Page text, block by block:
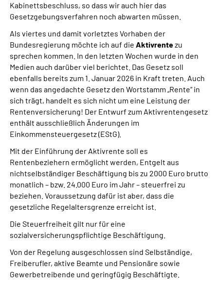
Kabinettsbeschluss, so dass wir auch hier das
Gesetzgebungsverfahren noch abwarten müssen.
Als viertes und damit vorletztes Vorhaben der
Bundesregierung möchte ich auf die Aktivrentezu
sprechen kommen. In den letzten Wochen wurde in den
Medien auch darüber viel berichtet. Das Gesetz soll
ebenfalls bereits zum 1. Januar 2026 in Kraft treten. Auch
wenn das angedachte Gesetz den Wortstamm „Rente“ in
sich trägt, handelt es sich nicht um eine Leistung der
Rentenversicherung! Der Entwurf zum Aktivrentengesetz
enthält ausschließlich Änderungen im
Einkommensteuergesetz (EStG).
Mit der Einführung der Aktivrente soll es
Rentenbeziehern ermöglicht werden, Entgelt aus
nichtselbständiger Beschäftigung bis zu 2000 Euro brutto
monatlich – bzw. 24.000 Euro im Jahr – steuerfrei zu
beziehen. Voraussetzung dafür ist aber, dass die
gesetzliche Regelaltersgrenze erreicht ist.
Die Steuerfreiheit gilt nur für eine
sozialversicherungspflichtige Beschäftigung.
Von der Regelung ausgeschlossen sind Selbständige,
Freiberufler, aktive Beamte und Pensionäre sowie
Gewerbetreibende und geringfügig Beschäftigte.